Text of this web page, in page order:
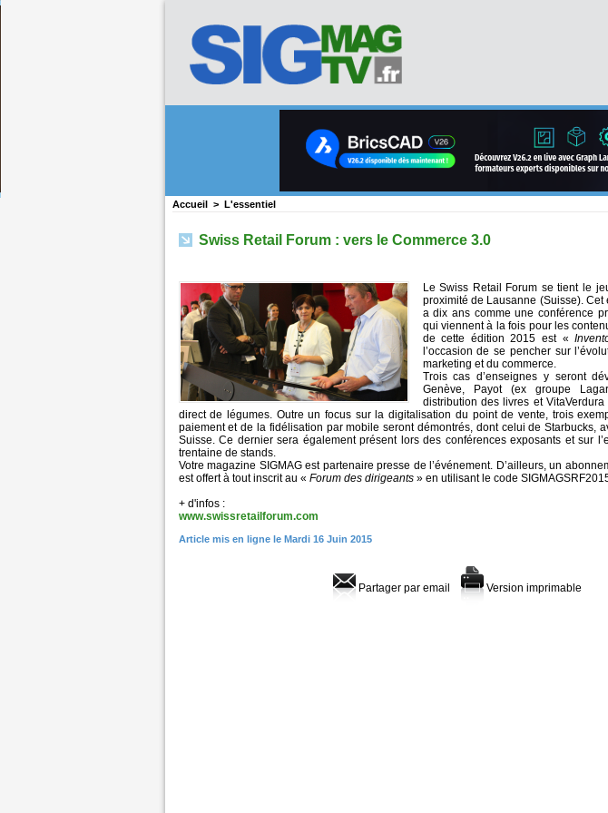
Accueil > L'essentiel
Swiss Retail Forum : vers le Commerce 3.0
Le Swiss Retail Forum se tient le
proximité de Lausanne (Suisse).
a dix ans comme une conférence
qui viennent à la fois pour les
de cette édition 2015 est «
l’occasion de se pencher sur
marketing et du commerce.
Trois cas d’enseignes y seront
Genève, Payot (ex groupe
distribution des livres et
direct de légumes. Outre un focus sur la digitalisation du point de vente, trois
paiement et de la fidélisation par mobile seront démontrés, dont celui de Starbucks,
Suisse. Ce dernier sera également présent lors des conférences exposants et sur
trentaine de stands.
Votre magazine SIGMAG est partenaire presse de l’événement. D’ailleurs, un
est offert à tout inscrit au « Forum des dirigeants» en utilisant le code
+ d'infos :
www.swissretailforum.com
Article mis en ligne le Mardi 16 Juin 2015
Partager par email Version imprimable